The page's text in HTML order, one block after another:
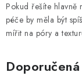
Pokud řešíte hlavně
péče by měla být
mířit na póry a